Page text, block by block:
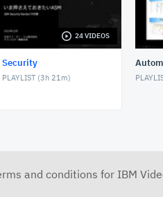
24 VIDEOS
Security
PLAYLIST (3h 21m)
and conditions for IBM